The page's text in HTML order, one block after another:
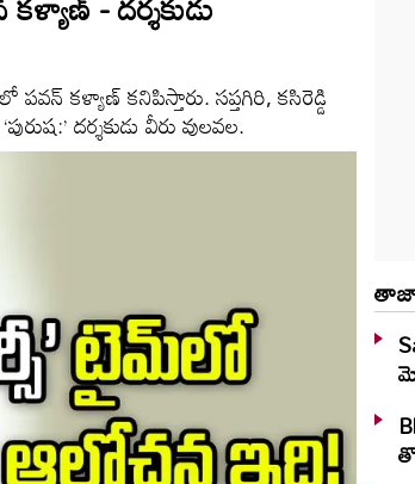
కళ్యాణ్ కనిపిస్తారు. సప్తగిరి, కసిరెడ్డి
దర్శకుడు వీరు వులవల.
తాజా